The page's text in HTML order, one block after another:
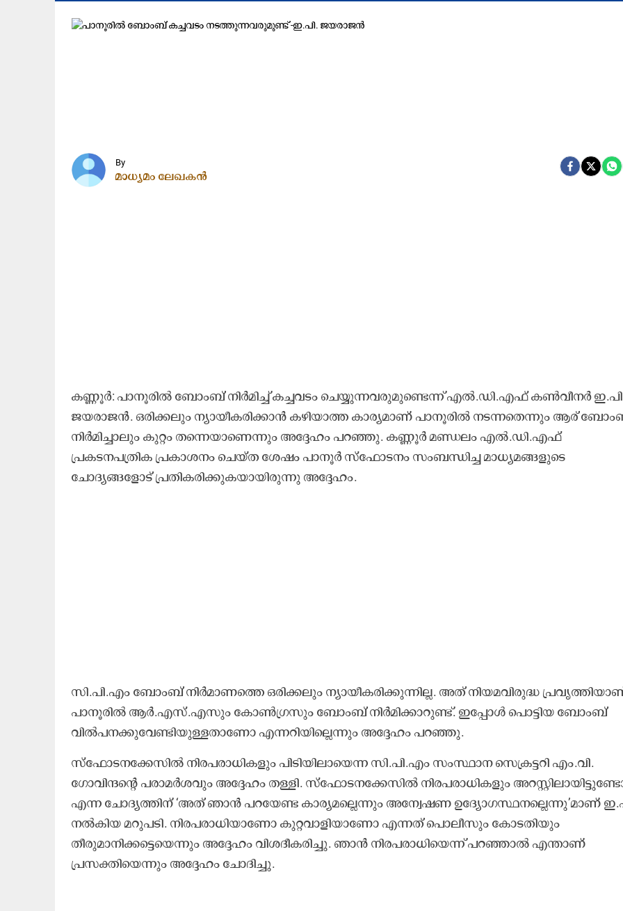
By
മാധ്യമം ലേഖകൻ
കണ്ണൂർ: പാനൂരിൽ ബോംബ് നിർമിച്ച് കച്ചവടം ചെയ്യുന്നവരുമുണ്ടെന്ന് എൽ.ഡി.എഫ് കൺവീനർ
ജയരാജൻ. ഒരിക്കലും ന്യായീകരിക്കാൻ കഴിയാത്ത കാര്യമാണ് പാനൂരിൽ നടന്നതെന്നും ആര്
നിർമിച്ചാലും കുറ്റം തന്നെയാണെന്നും അദ്ദേഹം പറഞ്ഞു. കണ്ണൂർ മണ്ഡലം എൽ.ഡി.എഫ്
പ്രകടനപത്രിക പ്രകാശനം ചെയ്ത ശേഷം പാനൂർ സ്ഫോടനം സംബന്ധിച്ച മാധ്യമങ്ങളുടെ
ചോദ്യങ്ങളോട് പ്രതികരിക്കുകയായിരുന്നു അദ്ദേഹം.
സി.പി.എം ബോംബ് നിർമാണത്തെ ഒരിക്കലും ന്യായീകരിക്കുന്നില്ല. അത് നിയമവിരുദ്ധ
പാനൂരിൽ ആർ.എസ്.എസും കോൺഗ്രസും ബോംബ് നിർമിക്കാറുണ്ട്. ഇപ്പോൾ പൊട്ടിയ ബോംബ്
വിൽപനക്കുവേണ്ടിയുള്ളതാണോ എന്നറിയില്ലെന്നും അദ്ദേഹം പറഞ്ഞു.
സ്ഫോടനക്കേസിൽ നിരപരാധികളും പിടിയിലായെന്ന സി.പി.എം സംസ്ഥാന സെക്രട്ടറി എം.വി.
ഗോവിന്ദന്റെ പരാമർശവും അദ്ദേഹം തള്ളി. സ്ഫോടനക്കേസിൽ നിരപരാധികളും
എന്ന ചോദ്യത്തിന് ‘അത് ഞാൻ പറ​യേണ്ട കാര്യമല്ലെന്നും അന്വേഷണ ഉദ്യോഗസ്ഥനല്ലെന്നു’മാണ്
നൽകിയ മറുപടി. നിരപരാധിയാണോ കുറ്റവാളിയാണോ എന്നത് പൊലീസും കോടതിയും
തീരുമാനിക്കട്ടെയെന്നും അദ്ദേഹം വിശദീകരിച്ചു. ഞാൻ നിരപരാധിയെന്ന് പറഞ്ഞാൽ എന്താണ്
പ്രസക്തിയെന്നും അദ്ദേഹം ചോദിച്ചു.